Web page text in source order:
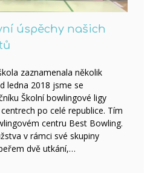
úspěchy našich
zaznamenala několik
ledna 2018 jsme se
Školní bowlingové ligy
po celé republice. Tím
centru Best Bowling.
v rámci své skupiny
dvě utkání,…